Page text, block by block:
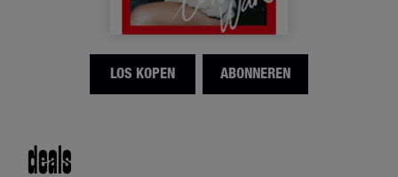
LOS KOPEN ABONNEREN
deals